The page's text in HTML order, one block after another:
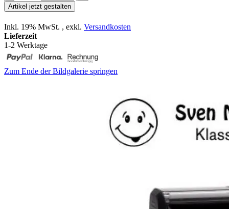
Artikel jetzt gestalten
Inkl. 19% MwSt. , exkl. Versandkosten
Lieferzeit
1-2 Werktage
Zum Ende der Bildgalerie springen